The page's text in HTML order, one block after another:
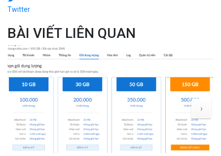
Twitter
BÀI VIẾT LIÊN QUAN
›